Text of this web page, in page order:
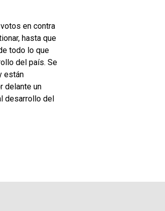
en contra
hasta que
todo lo que
del país. Se
están
delante un
desarrollo del